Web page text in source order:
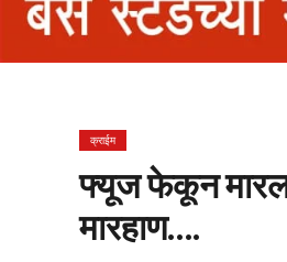
क्राईम
फ्यूज फेकून
मारहाण….